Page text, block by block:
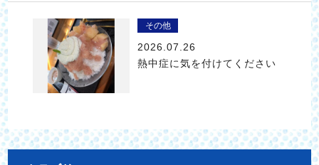
その他
2026.07.26
熱中症に気を付けてください